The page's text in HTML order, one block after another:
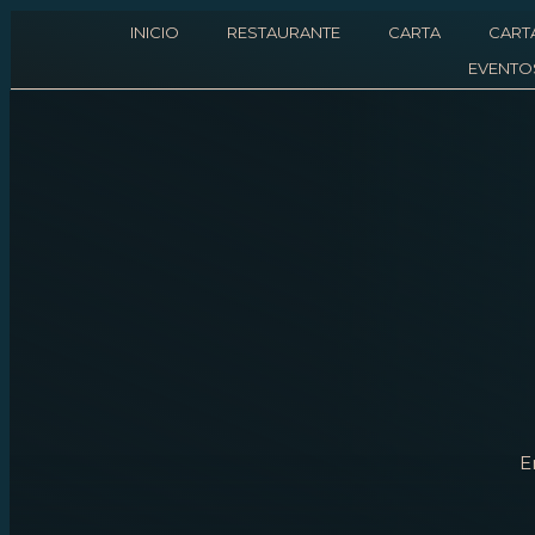
INICIO RESTAURANTE CARTA